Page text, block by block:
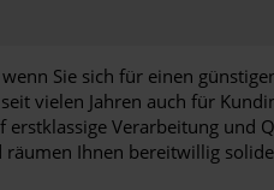
Sie sich für einen
vielen Jahren auch für
Verarbeitung und
Ihnen bereitwillig